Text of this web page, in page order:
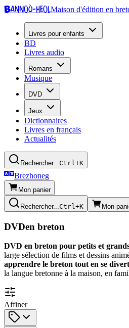
Bannoù-heolMaison d'édition en
Livres pour enfants
BD
Livres audio
Romans
Musique
DVD
Jeux
Dictionnaires
Livres en français
Actualités
Rechercher...Ctrl+K
Brezhoneg
Mon panier
Rechercher...Ctrl+K Mon
DVDen breton
DVD en breton pour petits et
large sélection de films et dessins
apprendre le breton tout en se
la langue bretonne à la maison, en
Affiner